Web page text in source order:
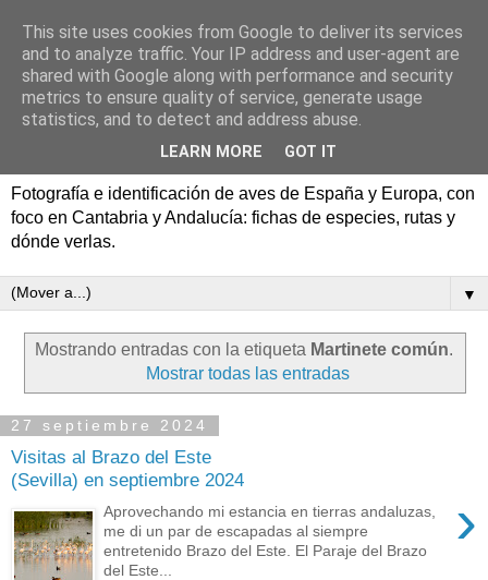
Aves de España y Europa:
fotografía y rutas de
Fotografía e identificación de aves de España y Europa, con
foco en Cantabria y Andalucía: fichas de especies, rutas y
dónde verlas.
▼
Mostrando entradas con la etiqueta Martinete común.
Mostrar todas las entradas
27 septiembre 2024
Visitas al Brazo del Este
(Sevilla) en septiembre 2024
›
Aprovechando mi estancia en tierras andaluzas,
me di un par de escapadas al siempre
entretenido Brazo del Este. El Paraje del Brazo
del Este...
This site uses cookies from Google to deliver its services
and to analyze traffic. Your IP address and user-agent are
shared with Google along with performance and security
metrics to ensure quality of service, generate usage
statistics, and to detect and address abuse.
LEARN MORE GOT IT